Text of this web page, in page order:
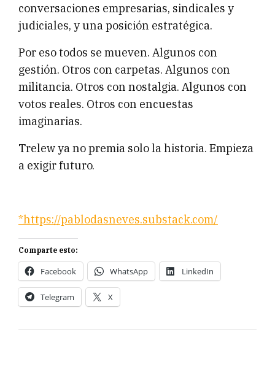
conversaciones empresarias, sindicales y
judiciales, y una posición estratégica.
Por eso todos se mueven. Algunos con
gestión. Otros con carpetas. Algunos con
militancia. Otros con nostalgia. Algunos con
votos reales. Otros con encuestas
imaginarias.
Trelew ya no premia solo la historia. Empieza
a exigir futuro.
*https://pablodasneves.substack.com/
Comparte esto:
Facebook WhatsApp LinkedIn
Telegram X